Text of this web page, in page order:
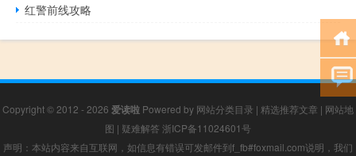
红警前线攻略
Copyright © 2012 - 2026 爱读啦 Powered by 网站分类目录 | 精选推荐文章 | 网站地
图 | 疑难解答 浙ICP备11024601号
声明：本站内容来自互联网，如信息有错误可发邮件到f_fb#foxmail.com说明，我们